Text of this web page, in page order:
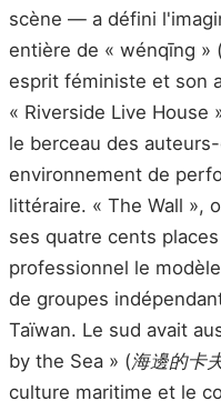
scène — a défini
entière de « wénqīng »
esprit féministe et son
« Riverside Live House
le berceau des
environnement de
littéraire. « The Wall »,
ses quatre cents
professionnel le
de groupes
Taïwan. Le sud avait
by the Sea » (海邊的卡
culture maritime et le